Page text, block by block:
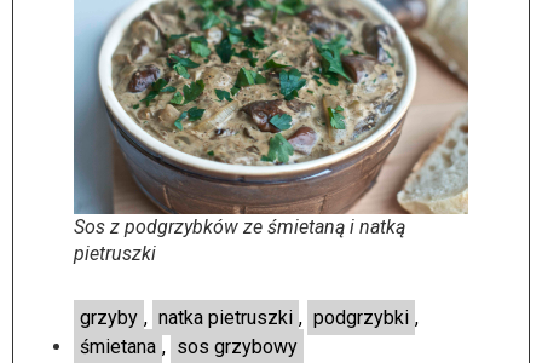
Sos z podgrzybków ze śmietaną i natką
pietruszki
grzyby , natka pietruszki , podgrzybki ,
śmietana , sos grzybowy